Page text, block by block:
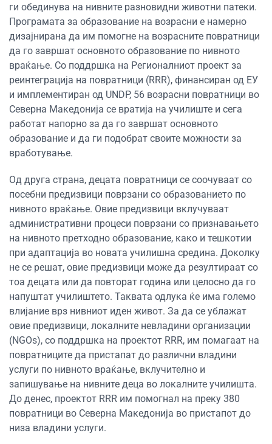
ги обединува на нивните разновидни животни патеки.
Програмата за образование на возрасни е намерно
дизајнирана да им помогне на возрасните повратници
да го завршат основното образование по нивното
враќање. Со поддршка на Регионалниот проект за
реинтеграција на повратници (RRR), финансиран од ЕУ
и имплементиран од UNDP, 56 возрасни повратници во
Северна Македонија се вратија на училиште и сега
работат напорно за да го завршат основното
образование и да ги подобрат своите можности за
вработување.
Од друга страна, децата повратници се соочуваат со
посебни предизвици поврзани со образованието по
нивното враќање. Овие предизвици вклучуваат
административни процеси поврзани со признавањето
на нивното претходно образование, како и тешкотии
при адаптација во новата училишна средина. Доколку
не се решат, овие предизвици може да резултираат со
тоа децата или да повторат година или целосно да го
напуштат училиштето. Таквата одлука ќе има големо
влијание врз нивниот иден живот. За да се ублажат
овие предизвици, локалните невладини организации
(NGOs), со поддршка на проектот RRR, им помагаат на
повратниците да пристапат до различни владини
услуги по нивното враќање, вклучително и
запишување на нивните деца во локалните училишта.
До денес, проектот RRR им помогнал на преку 380
повратници во Северна Македонија во пристапот до
низа владини услуги.